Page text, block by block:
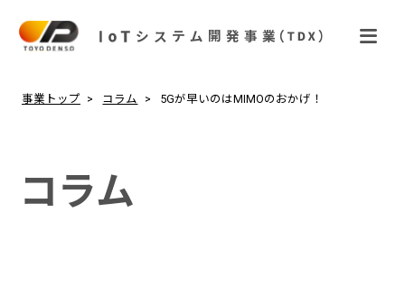
事業トップ コラム 5Gが早いのはMIMOのおかげ！
コラム